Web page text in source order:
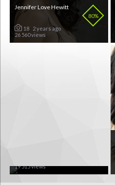
80%
Jennifer Love Hewitt
18
2 years ago
26 560 views
19 515 views